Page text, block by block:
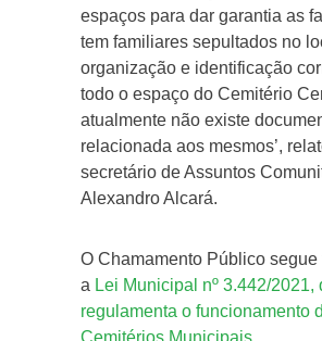
espaços para dar garantia as
tem familiares sepultados no
organização e identificação
todo o espaço do Cemitério
atualmente não existe
relacionada aos mesmos’,
secretário de Assuntos
Alexandro Alcará.
O Chamamento Público segue
a Lei Municipal nº 3.442/2021,
regulamenta o funcionamento
Cemitérios Municipais.